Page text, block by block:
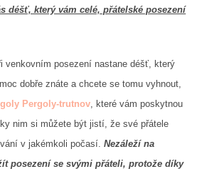
déšť, který vám celé, přátelské posezení
venkovním posezení nastane déšť, který
dobře znáte a chcete se tomu vyhnout,
Pergoly-trutnov , které vám poskytnou
nim si můžete být jistí, že své přátele
v jakémkoli počasí.Nezáleží na
posezení se svými přáteli, protože díky